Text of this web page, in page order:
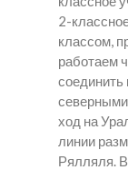
2-
классом,
работаем
соединить
северными
ход на
линии
Рялляля.